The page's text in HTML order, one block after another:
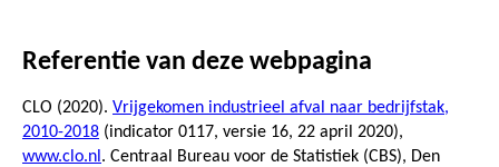
Referentie van deze webpagina
CLO (2020). Vrijgekomen industrieel afval naar bedrijfstak,
2010-2018 (indicator 0117, versie 16, 22 april 2020),
www.clo.nl . Centraal Bureau voor de Statistiek (CBS), Den